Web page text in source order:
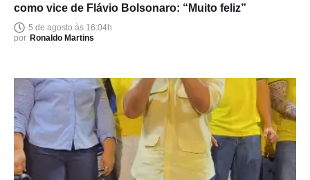
como vice de Flávio Bolsonaro: “Muito feliz”
5 de agosto às 16:04h
por Ronaldo Martins